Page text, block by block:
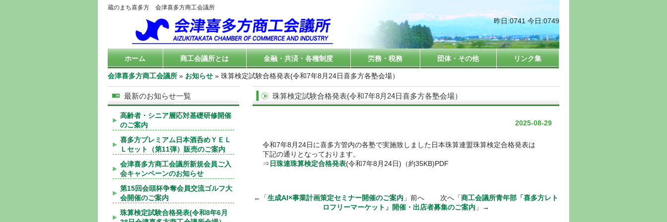
蔵のまち喜多方 会津喜多方商工会議所
昨日:0741 今日:0749
ホーム 商工会議所とは 金融・共済・各種制度 労務・税務 団体・その他 リンク集
会津喜多方商工会議所 » お知らせ » 珠算検定試験合格発表(令和7年8月24日喜多方各塾会場）
珠算検定試験合格発表(令和7年8月24日喜多方各塾会場）
2025-08-29
令和7年8月24日に喜多方管内の各塾で実施致しました日本珠算連盟珠算検定合格発表は
下記の通りとなっております。
⇒ 日珠連珠算検定合格発表(令和7年8月24日)（約35KB)PDF
←「生成AI×事業計画策定セミナー開催のご案内 」前へ 次へ「商工会議所青年部「喜多方レト
ロフリーマーケット」開催・出店者募集のご案内 」→
最新のお知らせ一覧
高齢者・シニア層応対基礎研修開催
のご案内
喜多方プレミアム日本酒呑めＹＥＬ
Ｌセット（第11弾）販売のご案内
会津喜多方商工会議所新規会員ご入
会キャンペーンのお知らせ
第15回会頭杯争奪会員交流ゴルフ大
会開催のご案内
珠算検定試験合格発表(令和8年6月